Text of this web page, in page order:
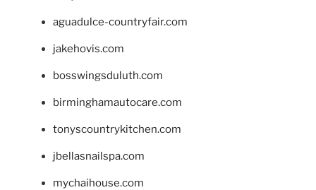
aguadulce-countryfair.com
jakehovis.com
bosswingsduluth.com
birminghamautocare.com
tonyscountrykitchen.com
jbellasnailspa.com
mychaihouse.com